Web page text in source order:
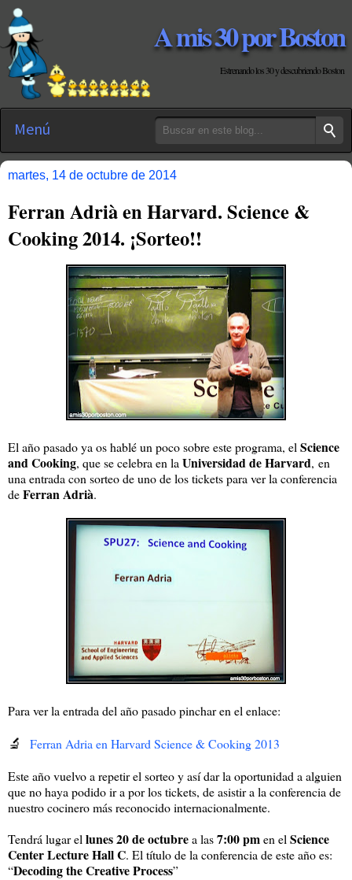
A mis 30 por Boston
Estrenando los 30 y descubriendo Boston
Menú
martes, 14 de octubre de 2014
Ferran Adrià en Harvard. Science &
Cooking 2014. ¡Sorteo!!
El año pasado ya os hablé un poco sobre este programa, el Science
and Cooking, que se celebra en la Universidad de Harvard, en
una entrada con sorteo de uno de los tickets para ver la conferencia
deFerran Adrià.
Para ver la entrada del año pasado pinchar en el enlace:
🔬
Ferran Adria en Harvard Science & Cooking 2013
Este año vuelvo a repetir el sorteo y así dar la oportunidad a alguien
que no haya podido ir a por los tickets, de asistir a la conferencia de
nuestro cocinero más reconocido internacionalmente.
Tendrá lugar el lunes 20 de octubrea las7:00 pmen el Science
Center Lecture Hall C. El título de la conferencia de este año es:
“Decoding the Creative Process”